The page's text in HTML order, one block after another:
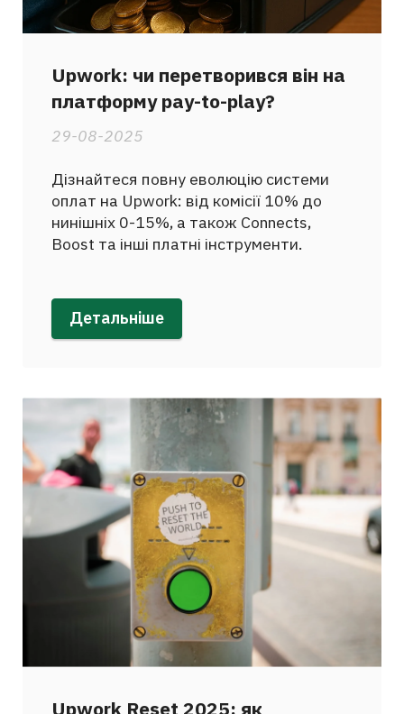
Upwork: чи перетворився він на
платформу pay-to-play?
29-08-2025
Дізнайтеся повну еволюцію системи
оплат на Upwork: від комісії 10% до
нинішніх 0-15%, а також Connects,
Boost та інші платні інструменти.
Детальніше
Upwork Reset 2025: як